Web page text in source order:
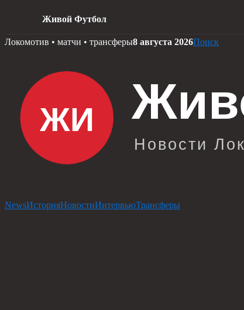
Живой Футбол
Skip
Локомотив • матчи • трансферы8 августа 2026Поиск
NewsИсторияНовостиИнтервьюТрансферы